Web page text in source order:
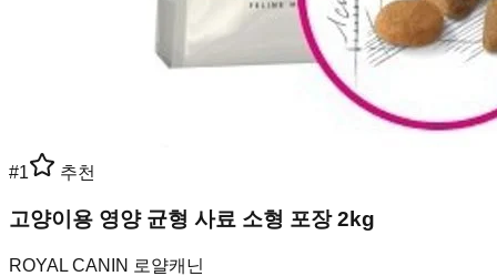
#1 추천
고양이용 영양 균형 사료 소형 포장 2kg
ROYAL CANIN 로얄캐닌